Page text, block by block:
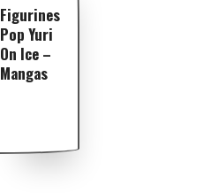
Figurines
Pop Yuri
On Ice –
Mangas